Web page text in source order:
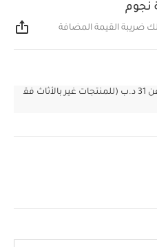
نجوم
ضريبة القيمة المضافة
شحن مجاني للطلبات التي تزيد عن 31 د.ب (للمنتجات غير بالأثاث فق